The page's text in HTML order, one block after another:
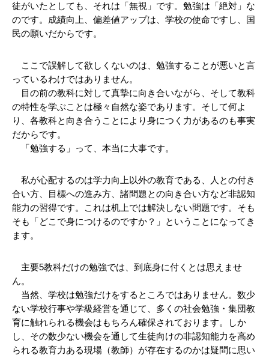
徒がいたとしても、それは「無視」です。 勉強は「絶対」な
のです。 成績向上、偏差値アップは、学校の使命ですし、国
民の願いだからです。
ここで誤解して欲しくないのは、勉強することが悪いと言
っているわけではありません。
目の前の教科に対して真摯に向き合いながら、そして教科
の特性を学ぶことは極々自然な姿であります。そして何よ
り、各教科と向き合うことにより身につく力があるのも事実
だからです。
「勉強する」って、本当に大事です。
私が心配するのは学力向上以外の教育である、人との付き
合い方、目標への進み方、諸問題との向き合い方など非認知
能力の習得です。これは机上では解決しない問題です。そも
そも「どこで身につけるのですか？」ということになってき
ます。
主要5教科だけの勉強では、到底身に付くとは思えませ
ん。
当然、学校は勉強だけをするところではありません。数少
ない学校行事や学級経営を通じて、多くの社会勉強・集団教
育に触れられる機会はもちろん確保されております。しか
し、その数少ない機会を通して生徒向けの非認知能力を高め
られる教育力ある現場（教師）が存在するのかは疑問に思い